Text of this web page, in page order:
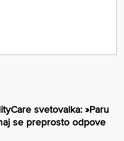
svetovalka: »Paru
se preprosto odpove